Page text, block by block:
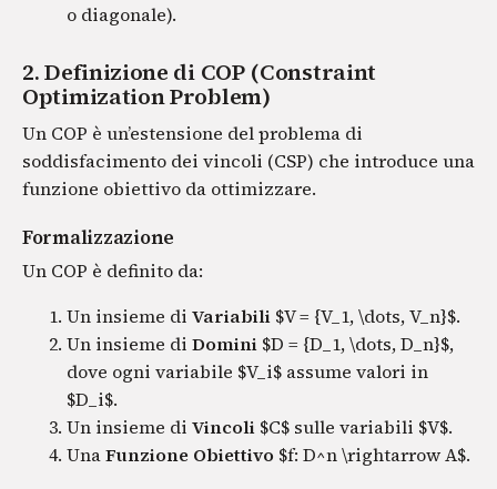
o diagonale).
2. Definizione di COP (Constraint
Optimization Problem)
Un COP è un’estensione del problema di
soddisfacimento dei vincoli (CSP) che introduce una
funzione obiettivo da ottimizzare.
Formalizzazione
Un COP è definito da:
Un insieme di Variabili $V = {V_1, \dots, V_n}$.
Un insieme di Domini $D = {D_1, \dots, D_n}$,
dove ogni variabile $V_i$ assume valori in
$D_i$.
Un insieme di Vincoli $C$ sulle variabili $V$.
UnaFunzione Obiettivo $f: D^n \rightarrow A$.